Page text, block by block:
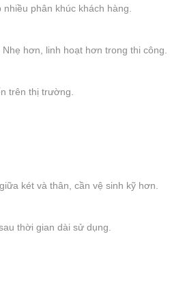
phân khúc khách hàng.
hơn, linh hoạt hơn trong thi công.
trên thị trường.
két và thân, cần vệ sinh kỹ hơn.
thời gian dài sử dụng.